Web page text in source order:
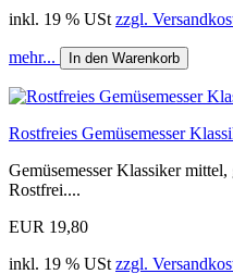
inkl. 19 % USt zzgl.
mehr... In den Warenkorb
Rostfreies Gemüsemesser
Gemüsemesser Klassiker
Rostfrei....
EUR 19,80
inkl. 19 % USt zzgl.